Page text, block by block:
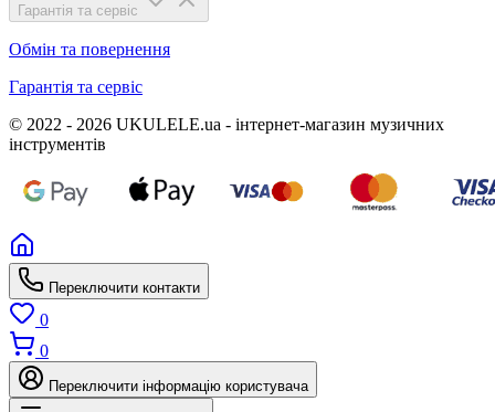
Гарантія та сервіс
Обмін та повернення
Гарантія та сервіс
© 2022 - 2026 UKULELE.ua - інтернет-магазин музичних
інструментів
Переключити контакти
0
0
Переключити інформацію користувача